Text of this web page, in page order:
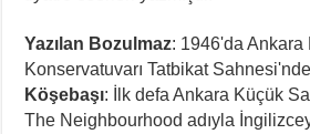
Yazılan Bozulmaz: 1946'da Ankara
Konservatuvarı Tatbikat Sahnesi'nde
Köşebaşı: İlk defa Ankara Küçük
The Neighbourhood adıyla